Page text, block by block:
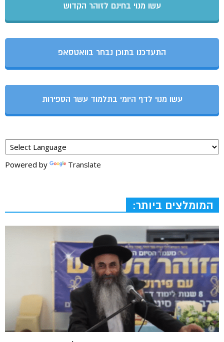
עשו מנוי בחינם לזוהר הקדוש
התעדכנו בתוכן נבחר בוואטסאפ
עשו מנוי לדף היומי בתלמוד עשר הספירות
Powered by Translate
המומלצים ביותר: